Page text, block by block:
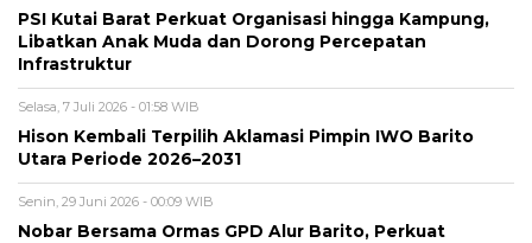
PSI Kutai Barat Perkuat Organisasi hingga Kampung,
Libatkan Anak Muda dan Dorong Percepatan
Infrastruktur
Selasa, 7 Juli 2026 - 01:58 WIB
Hison Kembali Terpilih Aklamasi Pimpin IWO Barito
Utara Periode 2026–2031
Senin, 29 Juni 2026 - 00:09 WIB
Nobar Bersama Ormas GPD Alur Barito, Perkuat